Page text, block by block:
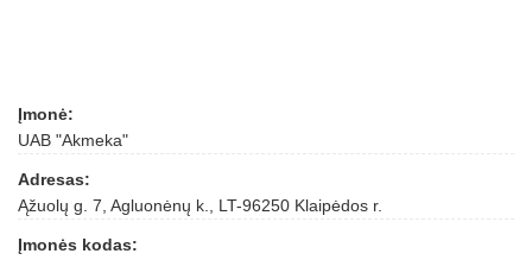
Įmonė:
UAB "Akmeka"
Adresas:
Ąžuolų g. 7, Agluonėnų k., LT-96250 Klaipėdos r.
Įmonės kodas: